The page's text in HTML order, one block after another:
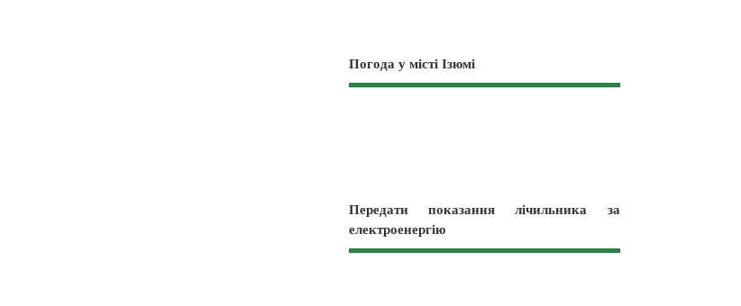
Погода у місті Ізюмі
Передати показання лічильника за
електроенергію